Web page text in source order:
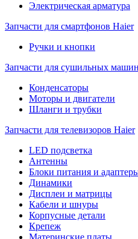
Электрическая арматура
Запчасти для смартфонов Haier
Ручки и кнопки
Запчасти для сушильных
Конденсаторы
Моторы и двигатели
Шланги и трубки
Запчасти для телевизоров Haier
LED подсветка
Антенны
Блоки питания и
Динамики
Дисплеи и матрицы
Кабели и шнуры
Корпусные детали
Крепеж
Материнские платы